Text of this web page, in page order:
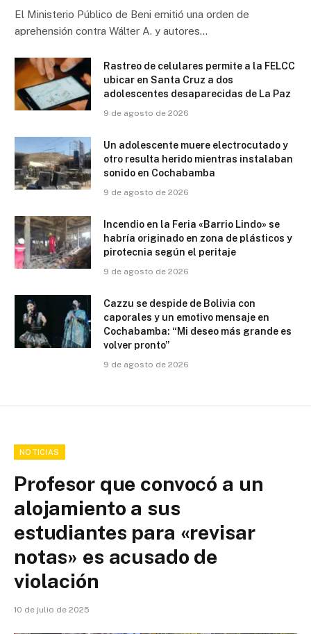
El Ministerio Público de Beni emitió una orden de
aprehensión contra Wálter A. y autores…
Rastreo de celulares permite a la FELCC
ubicar en Santa Cruz a dos
adolescentes desaparecidas de La Paz
9 de agosto de 2026
Un adolescente muere electrocutado y
otro resulta herido mientras instalaban
sonido en Cochabamba
9 de agosto de 2026
Incendio en la Feria «Barrio Lindo» se
habría originado en zona de plásticos y
pirotecnia según el peritaje
9 de agosto de 2026
Cazzu se despide de Bolivia con
caporales y un emotivo mensaje en
Cochabamba: “Mi deseo más grande es
volver pronto”
9 de agosto de 2026
NOTICIAS
Profesor que convocó a un
alojamiento a sus
estudiantes para «revisar
notas» es acusado de
violación
10 de julio de 2025